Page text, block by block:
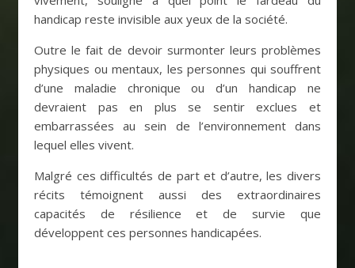
handicap reste invisible aux yeux de la société.
Outre le fait de devoir surmonter leurs problèmes
physiques ou mentaux, les personnes qui souffrent
d’une maladie chronique ou d’un handicap ne
devraient pas en plus se sentir exclues et
embarrassées au sein de l’environnement dans
lequel elles vivent.
Malgré ces difficultés de part et d’autre, les divers
récits témoignent aussi des extraordinaires
capacités de résilience et de survie que
développent ces personnes handicapées.